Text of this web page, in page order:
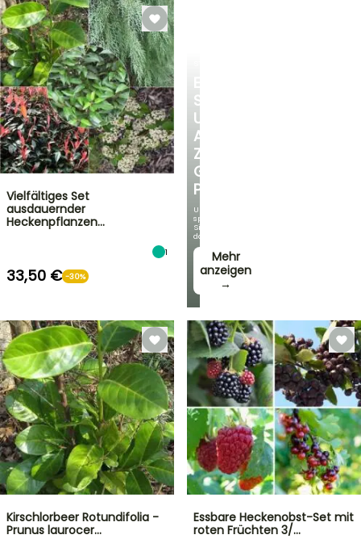
SIE
UNSERE
AUSWAHL
ZU
GÜNSTIGEN
PREISEN
Und
sparen
Sie
dabei!
Mehr
anzeigen
→
Vielfältiges Set
ausdauernder
Heckenpflanzen…
1
33,50 € -30%
Kirschlorbeer Rotundifolia -
Prunus laurocer…
Essbare Heckenobst-Set mit
roten Früchten 3/…